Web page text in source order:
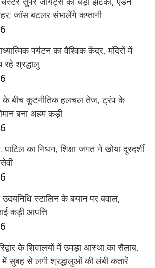
जॉस बटलर संभालेंगे कप्तानी
पर्यटन का वैश्विक केंद्र, मंदिरों में
रहे श्रद्धालु
के बीच कूटनीतिक हलचल तेज, ट्रंप के
बना अहम कड़ी
पाटिल का निधन, शिक्षा जगत ने खोया दूरदर्शी
उदयनिधि स्टालिन के बयान पर बवाल,
कड़ी आपत्ति
के शिवालयों में उमड़ा आस्था का सैलाब,
में सुबह से लगी श्रद्धालुओं की लंबी कतारें